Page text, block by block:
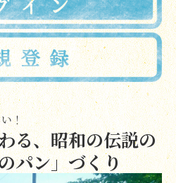
！
る、昭和の伝説の
パン」づくり